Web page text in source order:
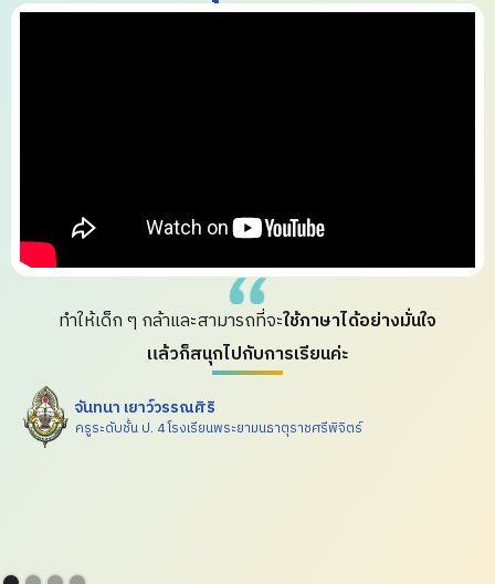
ทำให้เด็ก ๆ กล้าและสามารถที่จะใช้ภาษาได้อย่างมั่นใจ
แล้วก็สนุกไปกับการเรียนค่ะ
จันทนา เยาว์วรรณศิริ
ครูระดับชั้น ป. 4 โรงเรียนพระยามนธาตุราชศรีพิจิตร์